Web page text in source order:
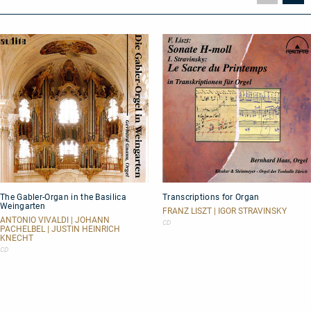
Seite
Gabler-
Organ
in
the
Basilica
Weingarten
The Gabler-Organ in the Basilica
Weingarten
ANTONIO VIVALDI | JOHANN
PACHELBEL | JUSTIN HEINRICH
KNECHT
CD
for
Organ
Transcriptions for Organ
FRANZ LISZT | IGOR STRAVINSKY
CD